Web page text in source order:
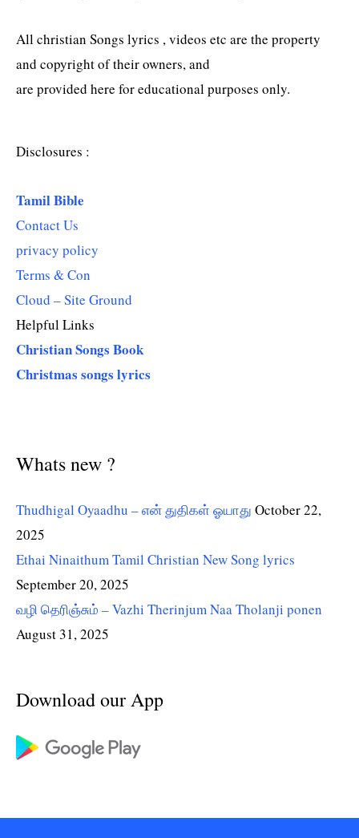
All christian Songs lyrics , videos etc are the property
and copyright of their owners, and
are provided here for educational purposes only.
Disclosures :
Tamil Bible
Contact Us
privacy policy
Terms & Con
Cloud – Site Ground
Helpful Links
Christian Songs Book
Christmas songs lyrics
Whats new ?
Thudhigal Oyaadhu – என் துதிகள் ஓயாது October 22,
2025
Ethai Ninaithum Tamil Christian New Song lyrics
September 20, 2025
வழி தெரிஞ்சும் – Vazhi Therinjum Naa Tholanji ponen
August 31, 2025
Download our App